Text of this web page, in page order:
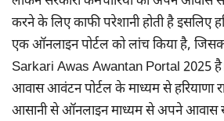
करने के लिए काफी परेशानी होती है इसलिए
एक ऑनलाइन पोर्टल को लांच किया है,
Sarkari Awas Awantan Portal 2025 है।
आवास आवंटन पोर्टल के माध्यम से हरियाणा
आसानी से ऑनलाइन माध्यम से अपने आवास